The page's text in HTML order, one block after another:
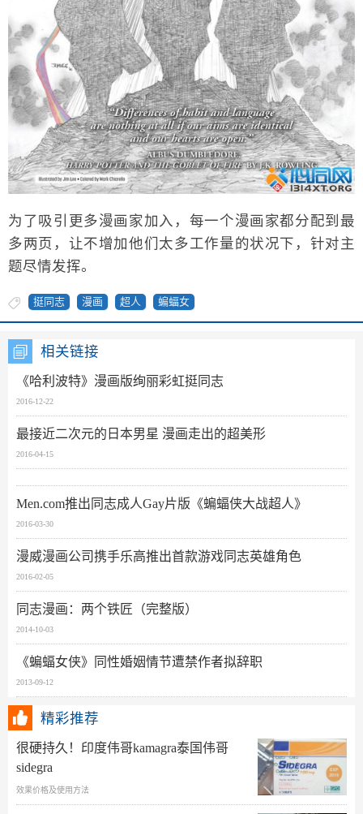
为了吸引更多漫画家加入，每一个漫画家都分配到最
多两页，让不增加他们太多工作量的状况下，针对主
题尽情发挥。
挺同志 漫画 超人 蝙蝠女
相关链接
《哈利波特》漫画版绚丽彩虹挺同志
2016-12-22
最接近二次元的日本男星 漫画走出的超美形
2016-04-15
Men.com推出同志成人Gay片版《蝙蝠侠大战超人》
2016-03-30
漫威漫画公司携手乐高推出首款游戏同志英雄角色
2016-02-05
同志漫画：两个铁匠（完整版）
2014-10-03
《蝙蝠女侠》同性婚姻情节遭禁作者拟辞职
2013-09-12
精彩推荐
很硬持久！印度伟哥kamagra泰国伟哥
sidegra
效果价格及使用方法